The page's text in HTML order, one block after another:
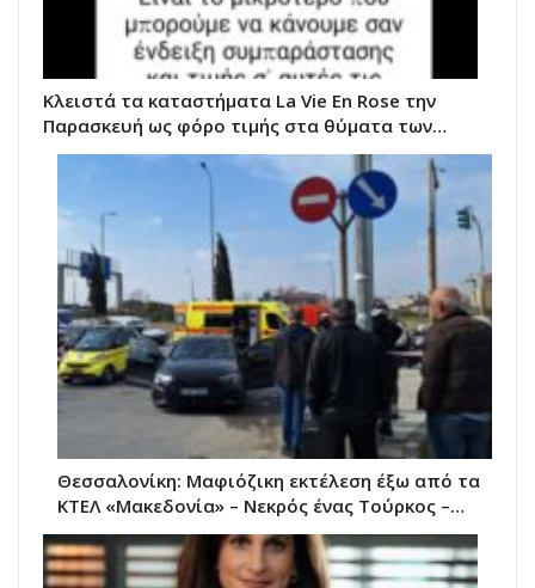
Κλειστά τα καταστήματα La Vie Εn Rose την
Παρασκευή ως φόρο τιμής στα θύματα των…
Θεσσαλονίκη: Μαφιόζικη εκτέλεση έξω από τα
ΚΤΕΛ «Μακεδονία» – Νεκρός ένας Τούρκος –…